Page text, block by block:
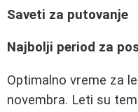
Saveti za putovanje
Najbolji period za
Optimalno vreme za
novembra. Leti su